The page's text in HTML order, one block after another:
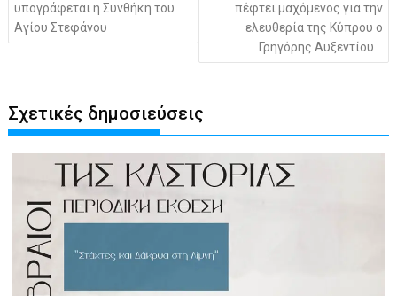
υπογράφεται η Συνθήκη του
Αγίου Στεφάνου
πέφτει μαχόμενος για την
ελευθερία της Κύπρου ο
Γρηγόρης Αυξεντίου
Σχετικές δημοσιεύσεις